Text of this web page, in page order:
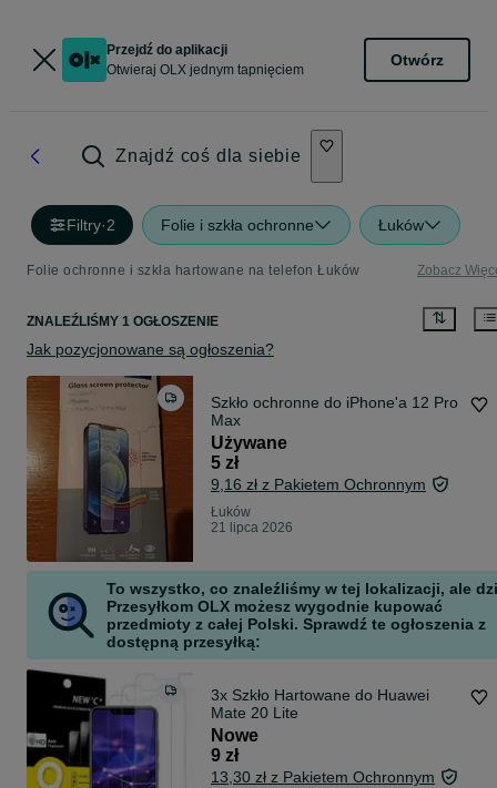
Przejdź do aplikacji
Otwieraj OLX jednym tapnięciem
Otwórz
Znajdź coś dla siebie
Filtry·2 Folie i szkła ochronne Łuków
Folie ochronne i szkła hartowane na telefon Łuków Zobacz
ZNALEŹLIŚMY 1 OGŁOSZENIE
Jak pozycjonowane są ogłoszenia?
Szkło ochronne do iPhone'a 12 Pro
Max
Używane
5 zł
9,16 zł z Pakietem Ochronnym
Łuków
21 lipca 2026
To wszystko, co znaleźliśmy w tej lokalizacji, ale
Przesyłkom OLX możesz wygodnie kupować
przedmioty z całej Polski. Sprawdź te ogłoszenia z
dostępną przesyłką:
3x Szkło Hartowane do Huawei
Mate 20 Lite
Nowe
9 zł
13,30 zł z Pakietem Ochronnym